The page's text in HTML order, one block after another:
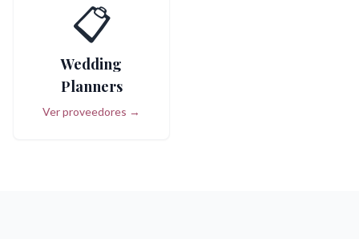
📋
Wedding
Planners
Ver proveedores →